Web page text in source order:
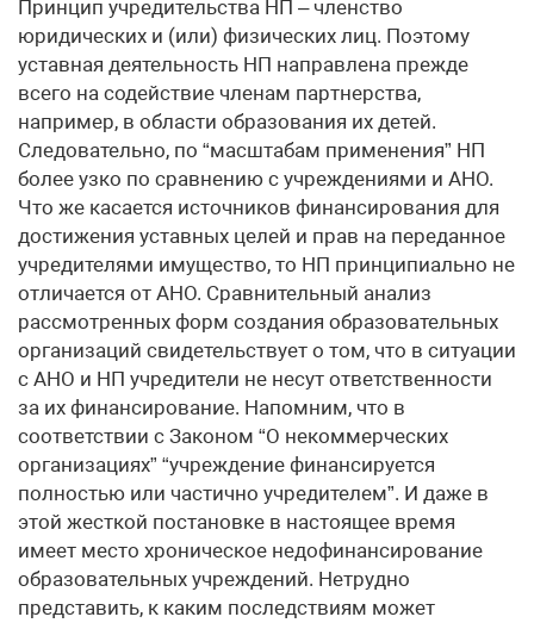
Принцип учредительства НП – членство
юридических и (или) физических лиц. Поэтому
уставная деятельность НП направлена прежде
всего на содействие членам партнерства,
например, в области образования их детей.
Следовательно, по “масштабам применения” НП
более узко по сравнению с учреждениями и АНО.
Что же касается источников финансирования для
достижения уставных целей и прав на переданное
учредителями имущество, то НП принципиально не
отличается от АНО. Сравнительный анализ
рассмотренных форм создания образовательных
организаций свидетельствует о том, что в ситуации
с АНО и НП учредители не несут ответственности
за их финансирование. Напомним, что в
соответствии с Законом “О некоммерческих
организациях” “учреждение финансируется
полностью или частично учредителем”. И даже в
этой жесткой постановке в настоящее время
имеет место хроническое недофинансирование
образовательных учреждений. Нетрудно
представить, к каким последствиям может